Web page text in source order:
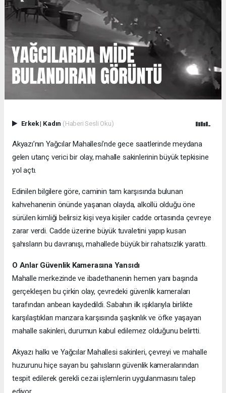
Erkek| Kadın (Haberi Sesli Oku)
Akyazı’nın Yağcılar Mahallesi’nde gece saatlerinde meydana
gelen utanç verici bir olay, mahalle sakinlerinin büyük tepkisine
yol açtı.
Edinilen bilgilere göre, caminin tam karşısında bulunan
kahvehanenin önünde yaşanan olayda, alkollü olduğu öne
sürülen kimliği belirsiz kişi veya kişiler cadde ortasında çevreye
zarar verdi. Cadde üzerine büyük tuvaletini yapıp kusan
şahısların bu davranışı, mahallede büyük bir rahatsızlık yarattı.
O Anlar Güvenlik Kamerasına Yansıdı
Mahalle merkezinde ve ibadethanenin hemen yanı başında
gerçekleşen bu çirkin olay, çevredeki güvenlik kameraları
tarafından anbean kaydedildi. Sabahın ilk ışıklarıyla birlikte
karşılaştıkları manzara karşısında şaşkınlık ve öfke yaşayan
mahalle sakinleri, durumun kabul edilemez olduğunu belirtti.
Akyazı halkı ve Yağcılar Mahallesi sakinleri, çevreyi ve mahalle
huzurunu hiçe sayan bu şahısların güvenlik kameralarından
tespit edilerek gerekli cezai işlemlerin uygulanmasını talep